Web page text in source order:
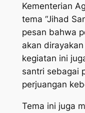
Kementerian
tema “Jihad
pesan bahwa
akan
kegiatan ini
santri sebagai
perjuangan
Tema ini juga